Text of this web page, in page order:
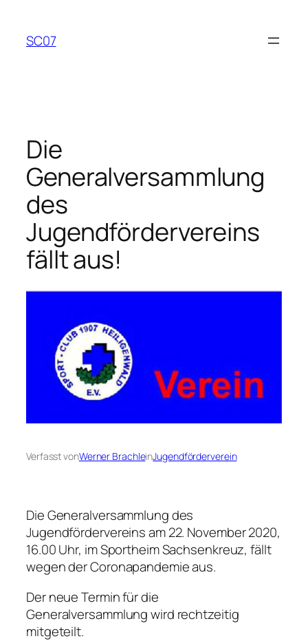
springen
SC07
Die
Generalversammlung
des
Jugendfördervereins
fällt aus!
Verfasst vonWerner BrachleinJugendförderverein
Die Generalversammlung des
Jugendfördervereins am 22. November 2020,
16.00 Uhr, im Sportheim Sachsenkreuz, fällt
wegen der Coronapandemie aus.
Der neue Termin für die
Generalversammlung wird rechtzeitig
mitgeteilt.